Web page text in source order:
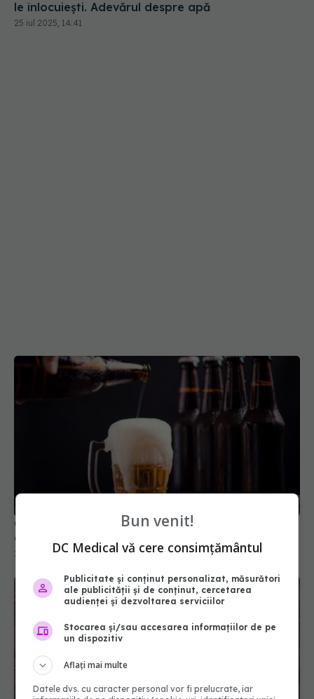
Crezi că berea fără gluten e sigură? Studiul care
dă peste cap tot ce știai
21 dec 2025, 15:44 Bun venit!
DC Medical vă cere consimțământul
Publicitate și conținut personalizat, măsurători
ale publicității și de conținut, cercetarea
audienței și dezvoltarea serviciilor
Stocarea și/sau accesarea informațiilor de pe
un dispozitiv
Aflați mai multe
Datele dvs. cu caracter personal vor fi prelucrate, iar